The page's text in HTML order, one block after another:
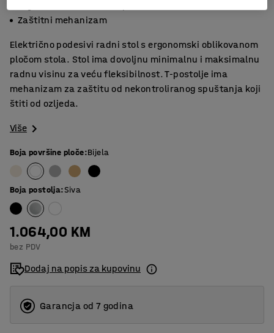
Zaštitni mehanizam
Električno podesivi radni stol s ergonomski oblikovanom
pločom stola. Stol ima dovoljnu minimalnu i maksimalnu
radnu visinu za veću fleksibilnost. T-postolje ima
mehanizam za zaštitu od nekontroliranog spuštanja koji
štiti od ozljeda.
Više
Boja površine ploče:Bijela
Boja postolja:Siva
1.064,00 KM
bez PDV
Dodaj na popis za kupovinu
Garancja od 7 godina